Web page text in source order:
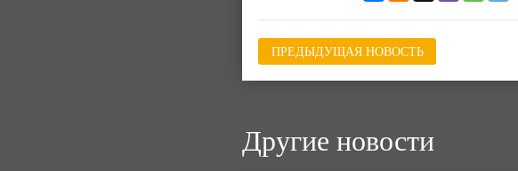
ПРЕДЫДУЩАЯ НОВОСТЬ
Другие новости